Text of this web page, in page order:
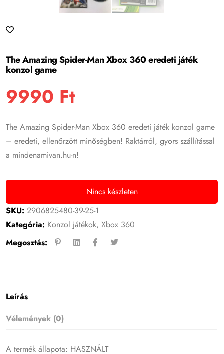
The Amazing Spider-Man Xbox 360 eredeti játék
konzol game
9990 Ft
The Amazing Spider-Man Xbox 360 eredeti játék konzol game
– eredeti, ellenőrzött minőségben! Raktárról, gyors szállítással
a mindenamivan.hu-n!
Nincs készleten
SKU:2906825480-39-25-1
Kategória: Konzol játékok,Xbox 360
Megosztás:
Leírás
Vélemények (0)
A termék állapota: HASZNÁLT